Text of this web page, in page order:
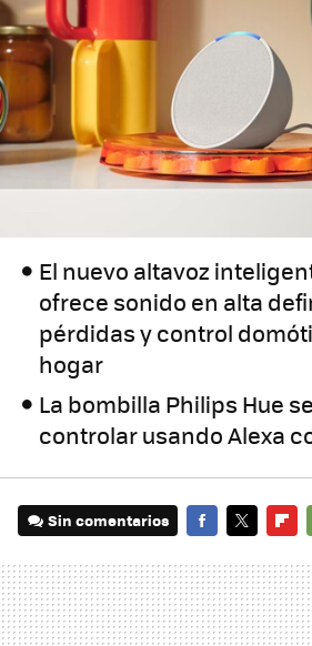
El nuevo altavoz
ofrece sonido en alta
pérdidas y control
hogar
La bombilla Philips Hue
controlar usando Alexa
Sin comentarios